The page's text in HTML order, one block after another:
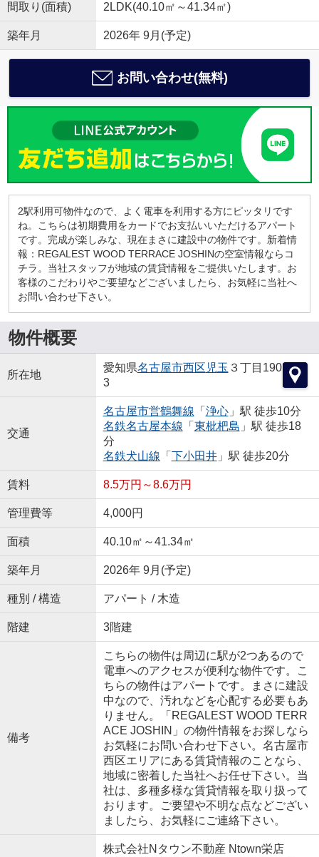
間取り(面積) 2LDK(40.10㎡～41.34㎡)
築年月 2026年 9月(予定)
お問い合わせ(無料)
2駅利用可物件なので、よく電車を利用する方にピッタリです
ね。こちらは初期費用をカードでお支払いいただけるアパート
です。完成が楽しみな、現在まさに建設中の物件です。新着情
報：REGALEST WOOD TERRACE JOSHINの空室情報ならコ
チラ。当社スタッフが地域の賃貸情報をご提供いたします。お
客様のこだわりやご要望などございましたら、お気軽に当社へ
お問い合わせ下さい。
物件概要
所在地
愛知県名古屋市西区 児玉 ３丁目190
3
交通
名古屋市営鶴舞線 「 浄心」駅 徒歩10分
名鉄名古屋本線 「 東枇杷島 」駅 徒歩18
分
名鉄犬山線 「 下小田井」駅 徒歩20分
賃料 8.5万円～8.6万円
管理費等 4,000円
面積 40.10㎡～41.34㎡
築年月 2026年 9月(予定)
種別 / 構造 アパート / 木造
階建 3階建
備考
こちらの物件は周辺に駅が2つあるので
電車へのアクセスが便利な物件です。こ
ちらの物件はアパートです。まさに建設
中なので、汚れなどを心配する必要もあ
りません。「REGALEST WOOD TERR
ACE JOSHIN」の物件情報をお探しなら
お気軽にお問い合わせ下さい。名古屋市
西区エリアにある賃貸情報のことなら、
地域に密着した当社へお任せ下さい。当
社は、多種多様な賃貸情報を取り扱って
おります。ご要望や不明な点などござい
ましたら、お気軽にご連絡下さい。
株式会社Nタウン不動産 Ntown栄店